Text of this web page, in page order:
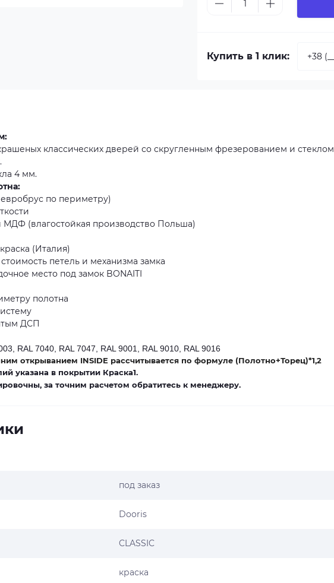
Купить в 1 клик:
классических дверей со скругленным фрезерованием и стеклом
4 мм.
по периметру)
МДФ (влагостойкая производство Польша)
(Италия)
петель и механизма замка
место под замок BONAITI
полотна
ДСП
RAL 7040, RAL 7047, RAL 9001, RAL 9010, RAL 9016
открыванием INSIDE рассчитывается по формуле (Полотно+Торец)*1,2
указана в покрытии Краска1.
за точним расчетом обратитесь к менеджеру.
под заказ
Dooris
CLASSIC
краска